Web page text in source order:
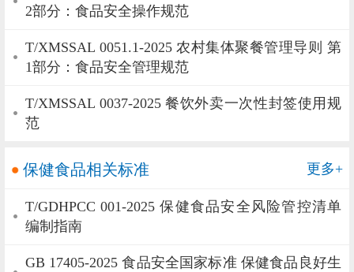
2部分：食品安全操作规范
T/XMSSAL 0051.1-2025 农村集体聚餐管理导则 第
1部分：食品安全管理规范
T/XMSSAL 0037-2025 餐饮外卖一次性封签使用规
范
保健食品相关标准 更多+
T/GDHPCC 001-2025 保健食品安全风险管控清单
编制指南
GB 17405-2025 食品安全国家标准 保健食品良好生